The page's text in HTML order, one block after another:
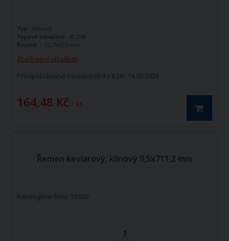
Zboží není skladem
Předpokládané naskladnění v Itálii: 14.09.2026
164,48 Kč / ks
Typ: klínový
Typové označení:
4L 250
Rozměr :
12,7x635 mm
Řemen kevlarový, klínový 9,5x711,2 mm
Katalogové číslo: 33620